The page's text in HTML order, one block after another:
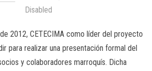
Disabled
2012, CETECIMA como líder del proyecto
para realizar una presentación formal del
y colaboradores marroquís. Dicha